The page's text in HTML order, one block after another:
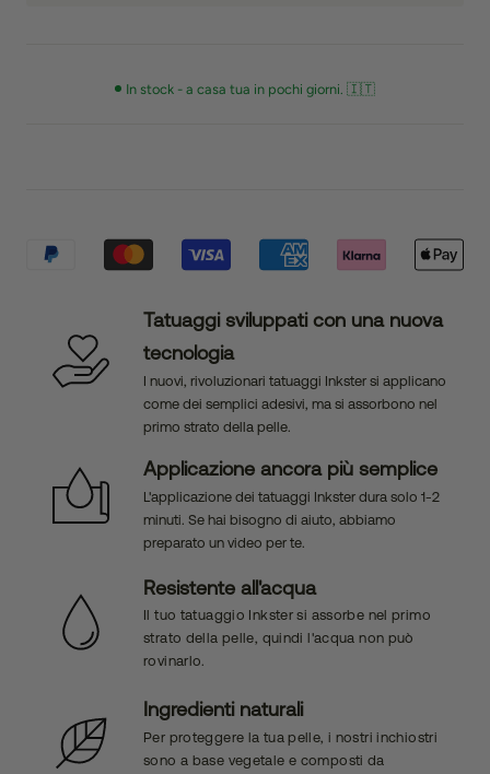
In stock - a casa tua in pochi giorni. 🇮🇹
Tatuaggi sviluppati con una nuova
tecnologia
I nuovi, rivoluzionari tatuaggi Inkster si applicano
come dei semplici adesivi, ma si assorbono nel
primo strato della pelle.
Applicazione ancora più semplice
L'applicazione dei tatuaggi Inkster dura solo 1-2
minuti. Se hai bisogno di aiuto, abbiamo
preparato un video per te.
Resistente all'acqua
Il tuo tatuaggio Inkster si assorbe nel primo
strato della pelle, quindi l'acqua non può
rovinarlo.
Ingredienti naturali
Per proteggere la tua pelle, i nostri inchiostri
sono a base vegetale e composti da